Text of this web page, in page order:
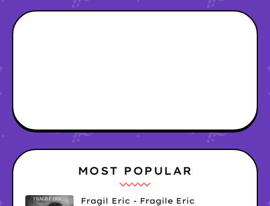
MOST POPULAR
Fragil Eric - Fragile Eric